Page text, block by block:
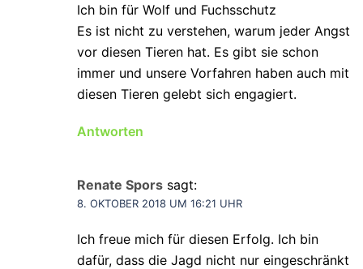
Ich bin für Wolf und Fuchsschutz
Es ist nicht zu verstehen, warum jeder Angst
vor diesen Tieren hat. Es gibt sie schon
immer und unsere Vorfahren haben auch mit
diesen Tieren gelebt sich engagiert.
Antworten
Renate Spors sagt:
8. OKTOBER 2018 UM 16:21 UHR
Ich freue mich für diesen Erfolg. Ich bin
dafür, dass die Jagd nicht nur eingeschränkt